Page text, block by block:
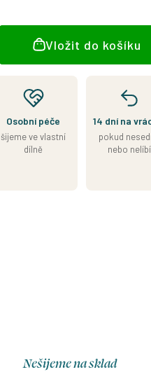
Vložit do košíku
Osobní péče
šijeme ve vlastní
dílně
14 dní na
pokud
nebo nelíbí
Nešijeme na sklad